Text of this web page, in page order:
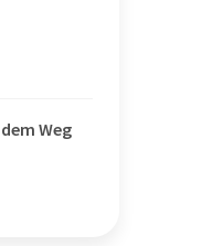
Weg